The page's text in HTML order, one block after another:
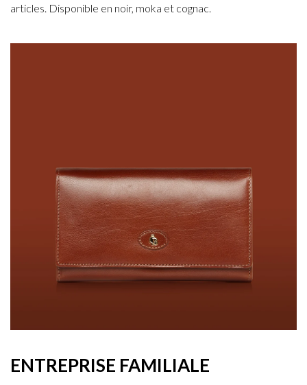
articles. Disponible en noir, moka et cognac.
ENTREPRISE FAMILIALE